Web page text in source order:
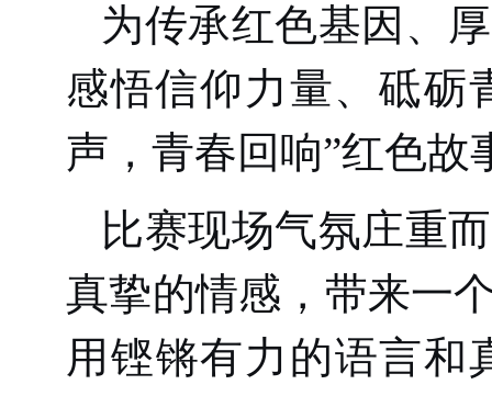
为传承红色基因、
感悟信仰力量、砥砺
声，青春回响”红色
比赛现场气氛庄重
真挚的情感，带来一
用铿锵有力的语言和